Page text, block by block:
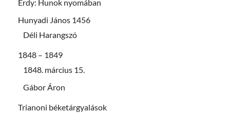
Érdy: Hunok nyomában
Hunyadi János 1456
Déli Harangszó
1848 – 1849
1848. március 15.
Gábor Áron
Trianoni béketárgyalások